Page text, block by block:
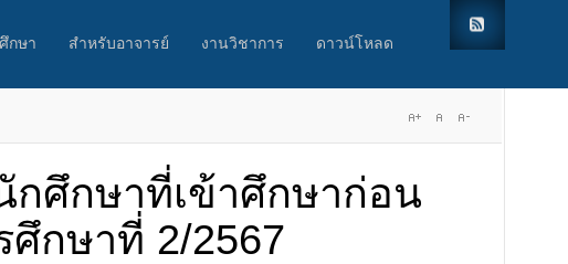
กษา สำหรับอาจารย์ งานวิชาการ ดาวน์โหลด
ศึกษาที่เข้าศึกษาก่อน
กษาที่ 2/2567